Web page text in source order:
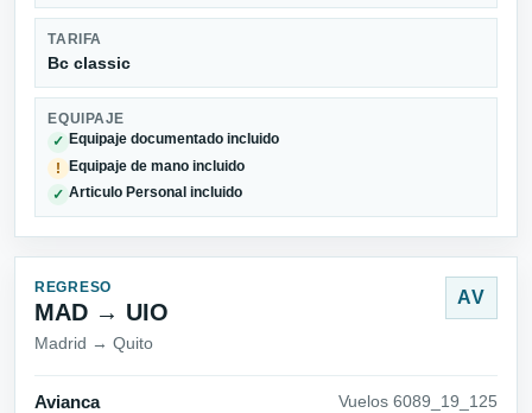
TARIFA
Bc classic
EQUIPAJE
✓ Equipaje documentado incluido
! Equipaje de mano incluido
✓ Articulo Personal incluido
REGRESO
MAD → UIO
Madrid → Quito
AV
Avianca Vuelos 6089_19_125